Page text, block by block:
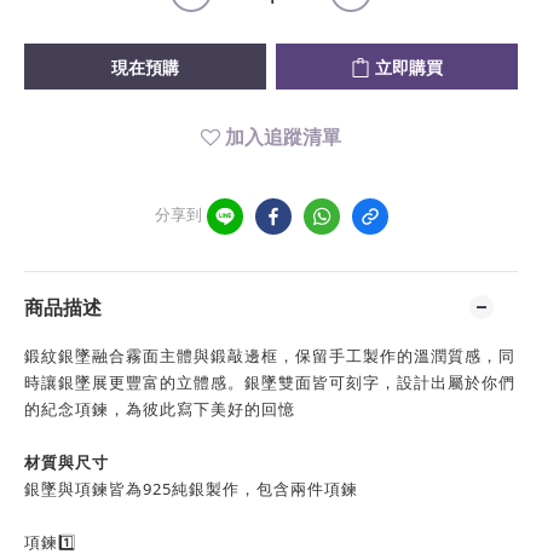
現在預購 立即購買
加入追蹤清單
分享到
商品描述
鍛紋銀墜融合霧面主體與鍛敲邊框，保留手工製作的溫潤質感，同
時讓銀墜展更豐富的立體感。銀墜雙面皆可刻字，設計出屬於你們
的紀念項鍊，為彼此寫下美好的回憶
材質與尺寸
銀墜與項鍊皆為925純銀製作，包含兩件項鍊
項鍊1️⃣